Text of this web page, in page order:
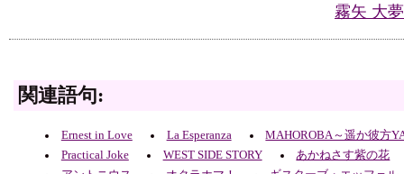
霧矢 大
関連語句:
Ernest in Love La Esperanza
MAHOROBA～遥か彼方
Practical Joke
WEST SIDE STORY
あかねさす紫の花